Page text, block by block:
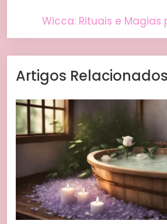
Wicca: Rituais e Magias
Artigos Relacionados